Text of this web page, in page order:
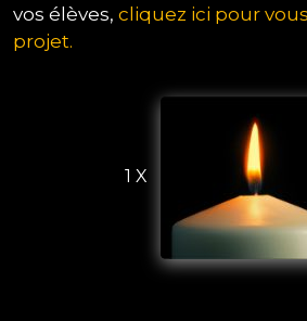
vos élèves, cliquez ici pour
projet.
1 X